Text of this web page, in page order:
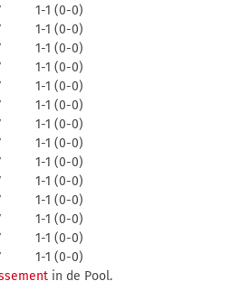
1-1 (0-0)
1-1 (0-0)
1-1 (0-0)
1-1 (0-0)
1-1 (0-0)
1-1 (0-0)
1-1 (0-0)
1-1 (0-0)
1-1 (0-0)
1-1 (0-0)
1-1 (0-0)
1-1 (0-0)
1-1 (0-0)
1-1 (0-0)
in de Pool.